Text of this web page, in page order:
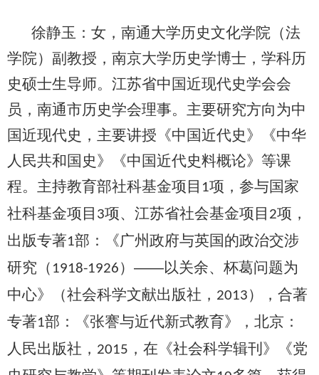
徐静玉 ：女，南通大学历史文化学院（法
学院）副教授，南京大学历史学博士，学科历
史硕士生导师。江苏省中国近现代史学会会
员，南通市历史学会理事。主要研究方向为中
国近现代史，主要讲授《中国近代史》《中华
人民共和国史》《中国近代史料概论》等课
程。主持教育部社科基金项目 1项，参与国家
社科基金项目 3项、江苏省社会基金项目 2项，
出版专著1部：《广州政府与英国的政治交涉
研究（ 1918-1926）——以关余、杯葛问题为
中心》（社会科学文献出版社， 2013），合著
专著1部：《张謇与近代新式教育》，北京：
人民出版社， 2015 ，在《社会科学辑刊》《党